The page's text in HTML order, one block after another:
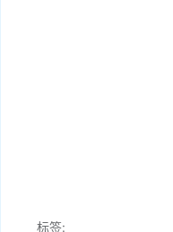
标签: